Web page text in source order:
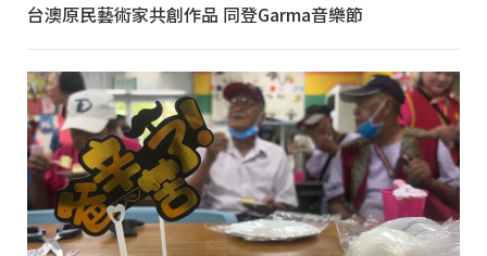
台澳原民藝術家共創作品 同登Garma音樂節